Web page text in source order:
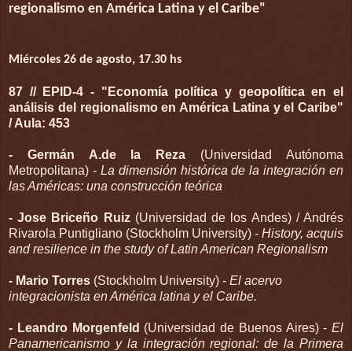
regionalismo en América Latina y el Caribe"
Miércoles 26 de agosto, 17.30 hs
87 // EPID-4 - "Economía política y geopolítica en el
análisis del regionalismo en América Latina y el Caribe"
/ Aula: 453
- Germán A.de la Reza (Universidad Autónoma
Metropolitana) - La dimensión histórica de la integración en
las Américas: una construcción teórica
- Jose Briceño Ruiz(Universidad de los Andes) / Andrés
Riva­rola Puntigliano (Stockholm University) - History, acquis
and resilience in the study of Latin American Regionalism
- Mario Torres (Stockholm University) - El acervo
integracionista en América latina y el Caribe.
- Leandro Morgenfeld (Universidad de Buenos Aires) - El
Pana­mericanismo y la integración regional: de la Primera